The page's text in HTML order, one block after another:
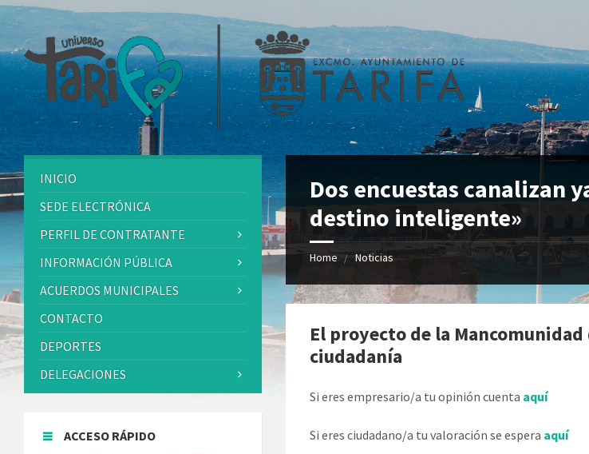
Dos encuestas canalizan
destino inteligente»
Home Noticias
El proyecto de la
ciudadanía
Si eres empresario/a tu opinión cuenta aquí
Si eres ciudadano/a tu valoración se espera aquí
INICIO
SEDE ELECTRÓNICA
PERFIL DE CONTRATANTE
INFORMACIÓN PÚBLICA
ACUERDOS MUNICIPALES
CONTACTO
DEPORTES
DELEGACIONES
ACCESO RÁPIDO